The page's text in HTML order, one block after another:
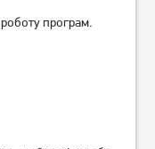
програм.